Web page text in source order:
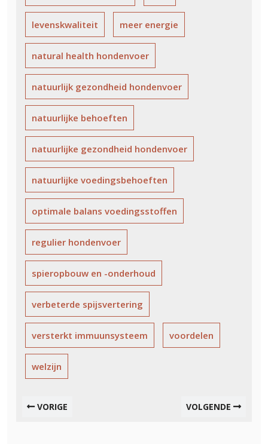
levenskwaliteit meer energie
natural health hondenvoer
natuurlijk gezondheid hondenvoer
natuurlijke behoeften
natuurlijke gezondheid hondenvoer
natuurlijke voedingsbehoeften
optimale balans voedingsstoffen
regulier hondenvoer
spieropbouw en -onderhoud
verbeterde spijsvertering
versterkt immuunsysteem voordelen
welzijn
VORIGE VOLGENDE